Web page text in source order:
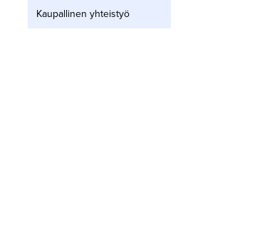
Kaupallinen yhteistyö